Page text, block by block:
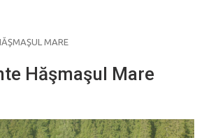
MARE
Hăşmaşul Mare